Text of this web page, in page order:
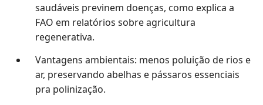
saudáveis previnem doenças, como explica a
FAO em relatórios sobre agricultura
regenerativa.
Vantagens ambientais: menos poluição de rios e
ar, preservando abelhas e pássaros essenciais
pra polinização.